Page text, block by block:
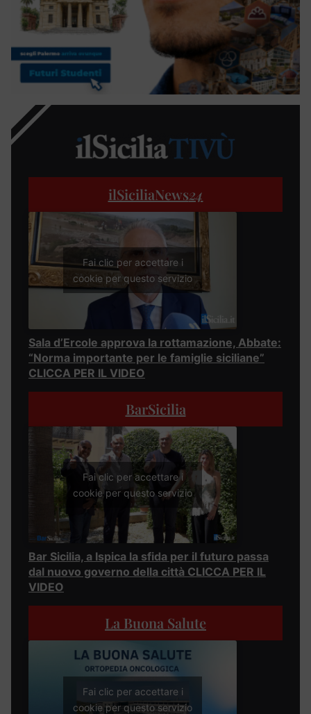
ilSiciliaNews24
Fai clic per accettare i
cookie per questo servizio
Sala d’Ercole approva la rottamazione, Abbate:
“Norma importante per le famiglie siciliane”
CLICCA PER IL VIDEO
BarSicilia
Fai clic per accettare i
cookie per questo servizio
Bar Sicilia, a Ispica la sfida per il futuro passa
dal nuovo governo della città CLICCA PER IL
VIDEO
La Buona Salute
Fai clic per accettare i
cookie per questo servizio